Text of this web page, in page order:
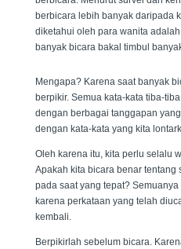
berbicara lebih banyak daripada
diketahui oleh para wanita
banyak bicara bakal timbul
Mengapa? Karena saat banyak
berpikir. Semua kata-kata tiba-
dengan berbagai tanggapan
dengan kata-kata yang kita
Oleh karena itu, kita perlu selalu
Apakah kita bicara benar tentang
pada saat yang tepat?
karena perkataan yang telah
kembali.
Berpikirlah sebelum bicara.